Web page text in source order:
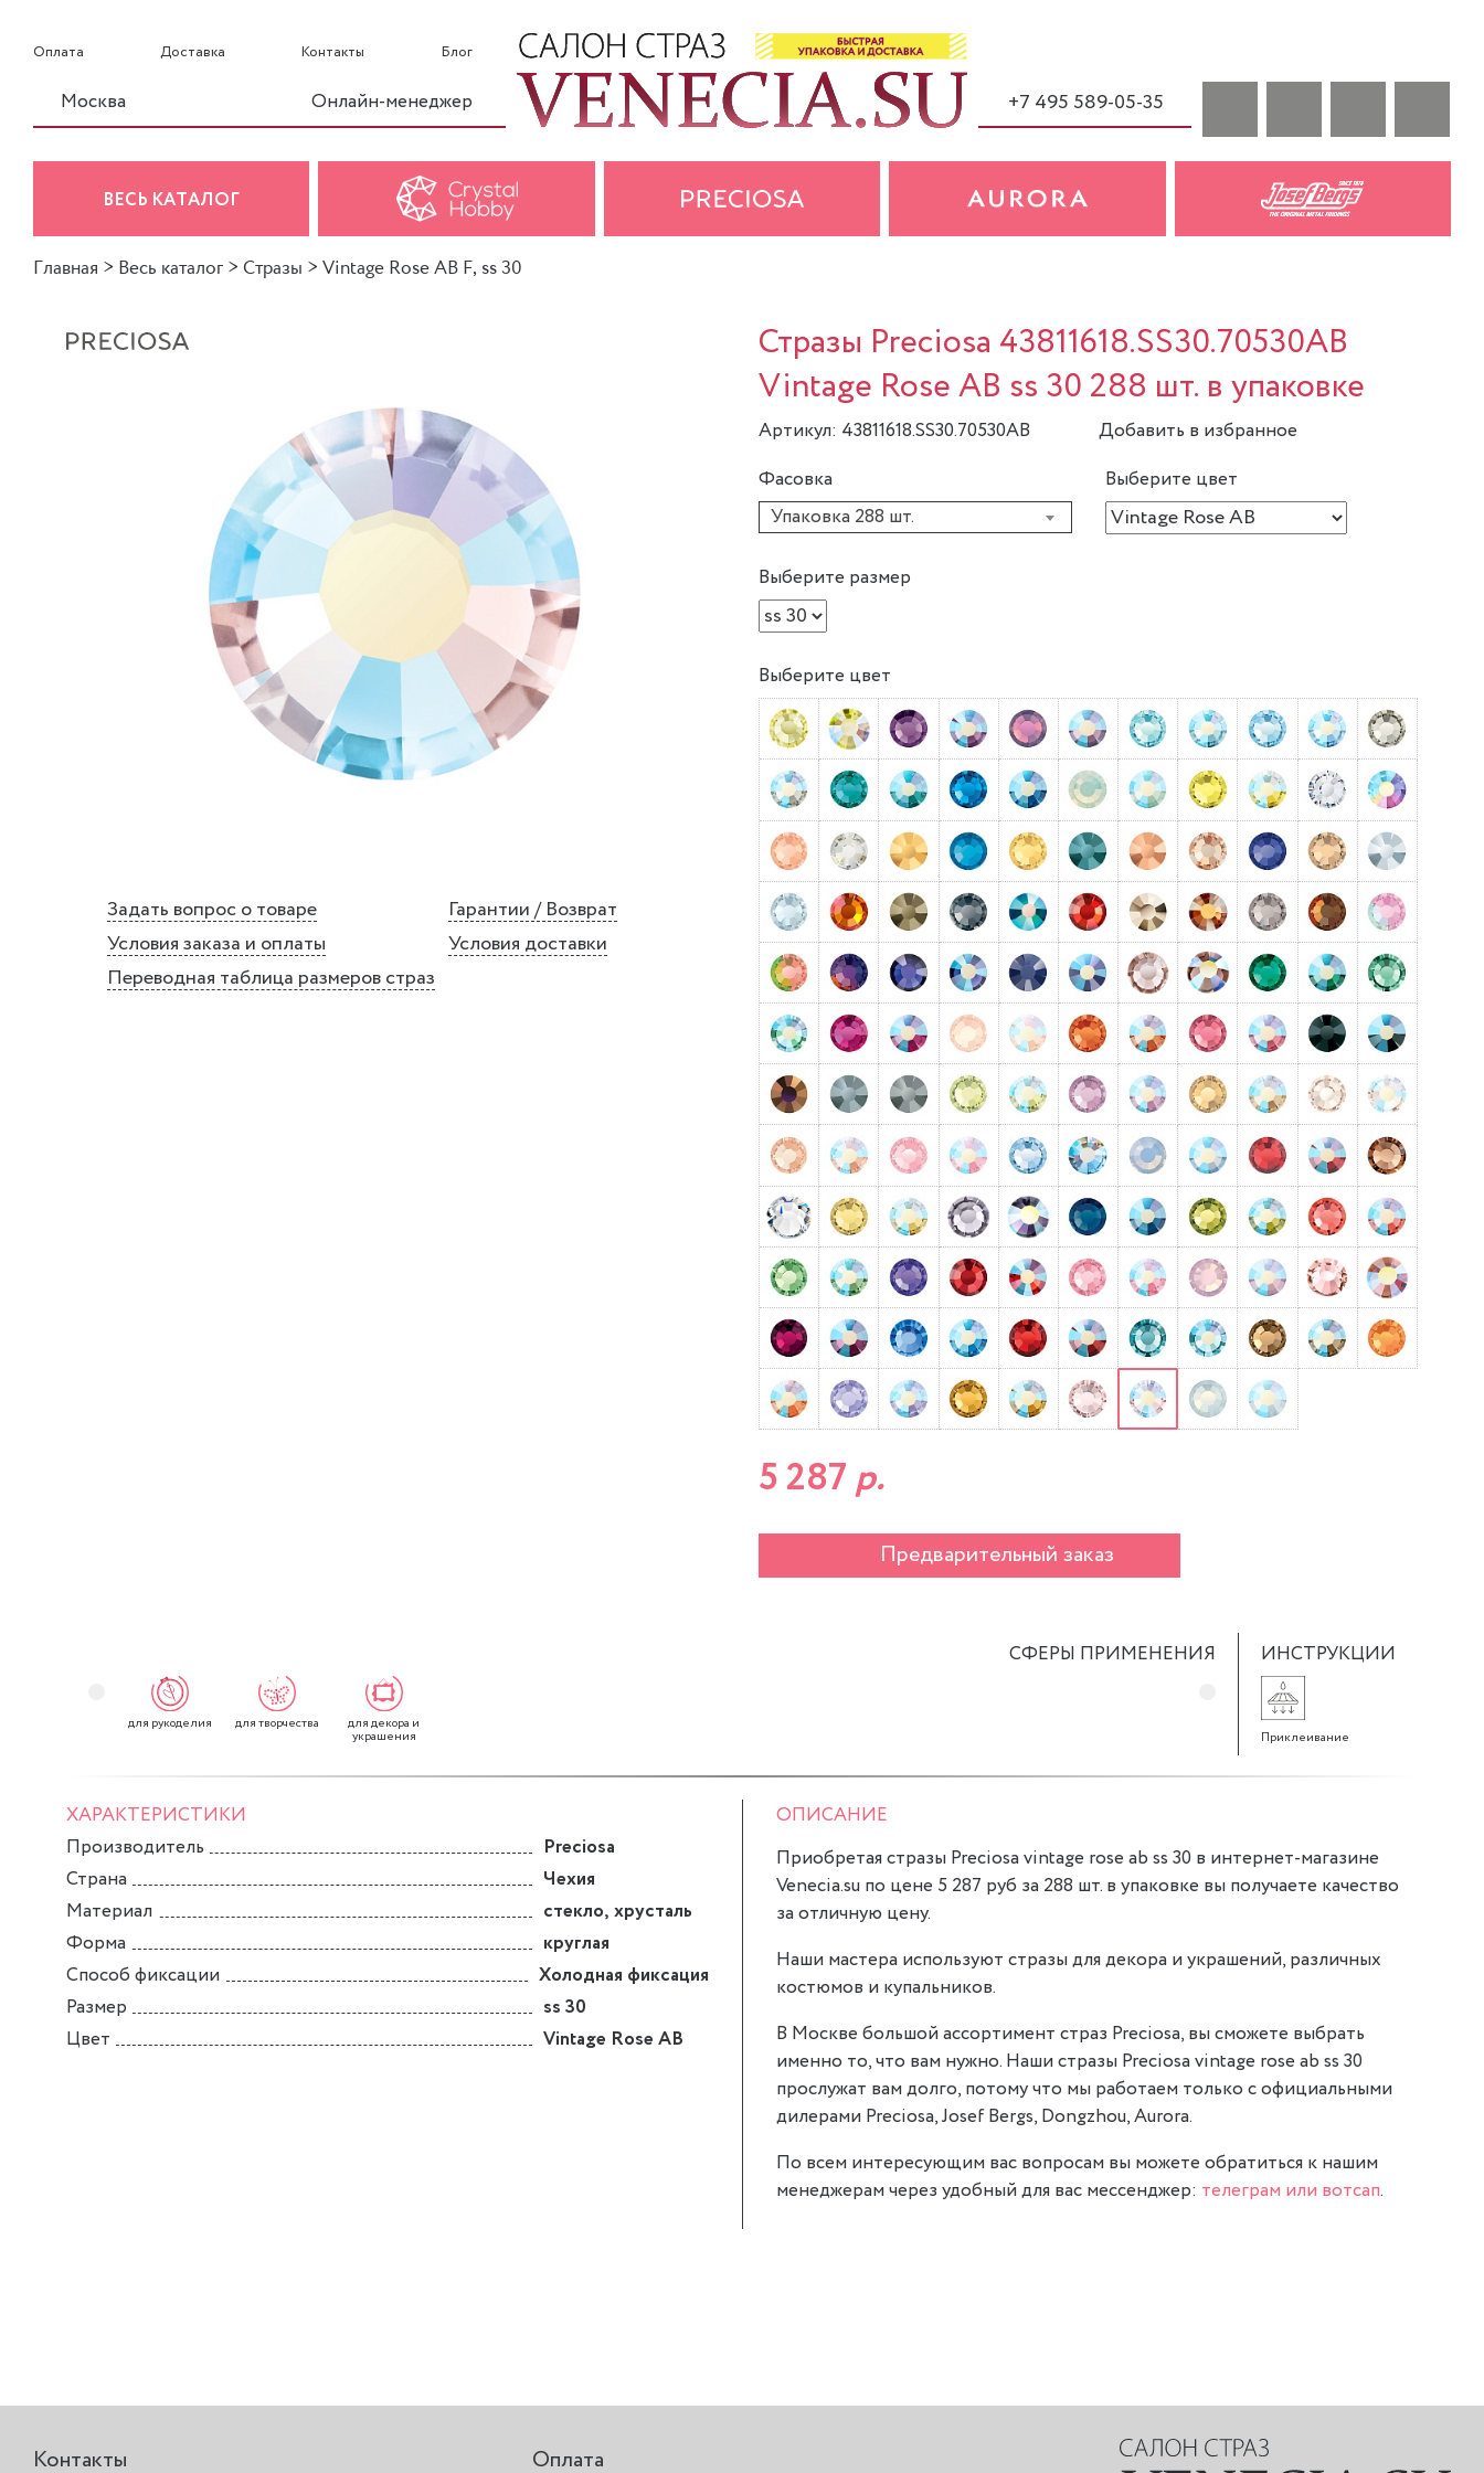
Оплата Доставка Контакты Блог
Москва Онлайн-менеджер +7 495 589-05-35
ВЕСЬ КАТАЛОГ
Главная > Весь каталог > Стразы > Vintage Rose AB F, ss 30
Задать вопрос о товаре
Гарантии / Возврат
Условия заказа и оплаты
Условия доставки
Переводная таблица размеров страз
Стразы Preciosa 43811618.SS30.70530AB
Vintage Rose AB ss 30 288 шт. в упаковке
Артикул: 43811618.SS30.70530AB
Добавить в избранное
Фасовка
Упаковка 288 шт.
Выберите цвет
Выберите размер
Выберите цвет
5 287р.
Предварительный заказ
СФЕРЫ ПРИМЕНЕНИЯ
для рукоделия для творчества для декора и
украшения
ИНСТРУКЦИИ
Приклеивание
ХАРАКТЕРИСТИКИ
Производитель
Preciosa
Страна
Чехия
Материал
стекло, хрусталь
Форма
круглая
Способ фиксации
Холодная фиксация
Размер
ss 30
Цвет
Vintage Rose AB
ОПИСАНИЕ
Приобретая стразы Preciosa vintage rose ab ss 30 в интернет-магазине
Venecia.su по цене 5 287 руб за 288 шт. в упаковке вы получаете качество
за отличную цену.
Наши мастера используют стразы для декора и украшений, различных
костюмов и купальников.
В Москве большой ассортимент страз Preciosa, вы сможете выбрать
именно то, что вам нужно. Наши стразы Preciosa vintage rose ab ss 30
прослужат вам долго, потому что мы работаем только с официальными
дилерами Preciosa, Josef Bergs, Dongzhou, Aurora.
По всем интересующим вас вопросам вы можете обратиться к нашим
менеджерам через удобный для вас мессенджер: телеграм или вотсап.
Контакты Оплата